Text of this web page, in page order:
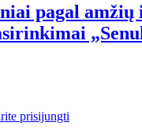
pagal amžių
prisijungti